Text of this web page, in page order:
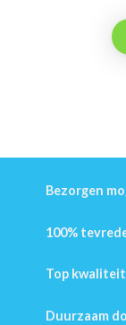
Bezorgen
100%
Top
Duurzaam